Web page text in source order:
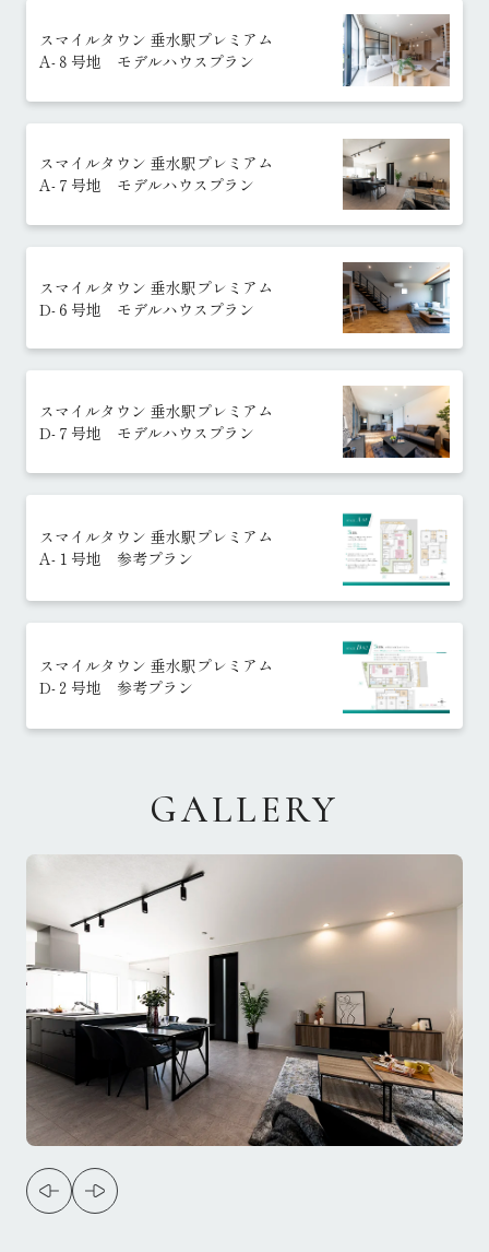
スマイルタウン 垂水駅プレミアム
A-８号地 モデルハウスプラン
スマイルタウン 垂水駅プレミアム
A-７号地 モデルハウスプラン
スマイルタウン 垂水駅プレミアム
D-６号地 モデルハウスプラン
スマイルタウン 垂水駅プレミアム
D-７号地 モデルハウスプラン
スマイルタウン 垂水駅プレミアム
A-１号地 参考プラン
スマイルタウン 垂水駅プレミアム
D-２号地 参考プラン
GALLERY